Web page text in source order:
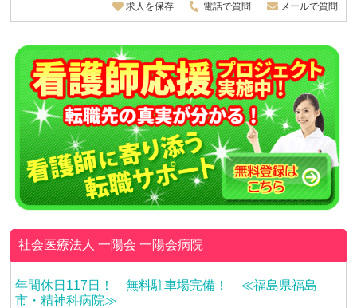
求人を保存 電話で質問 メールで質問
社会医療法人 一陽会一陽会病院
年間休日117日！ 無料駐車場完備！ ≪福島県福島
市・精神科病院≫